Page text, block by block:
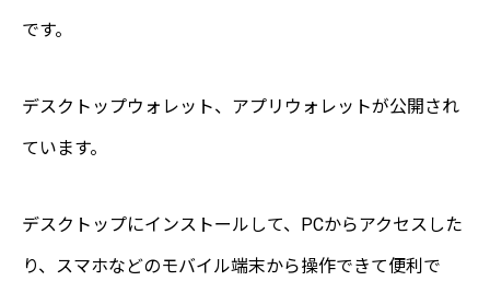
です。
デスクトップウォレット、アプリウォレットが公開され
ています。
デスクトップにインストールして、PCからアクセスした
り、スマホなどのモバイル端末から操作できて便利で